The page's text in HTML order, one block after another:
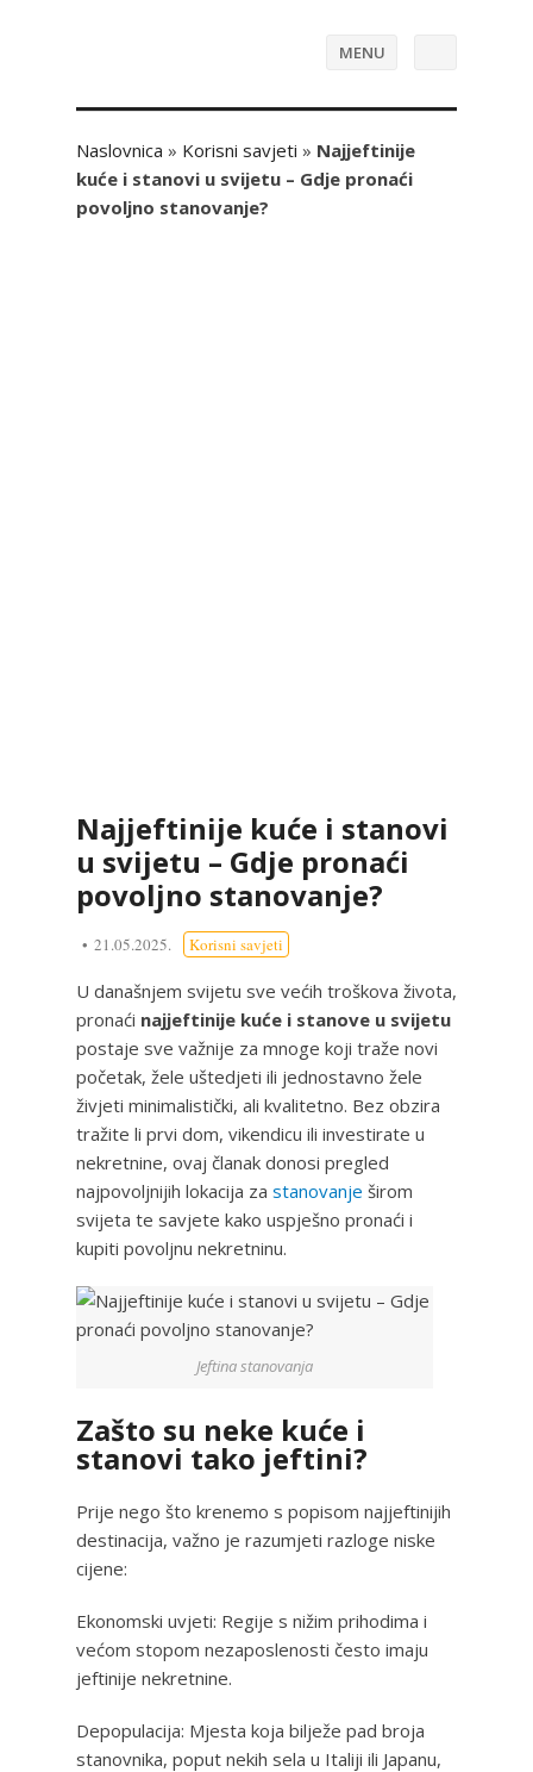
MENU
Naslovnica » Korisni savjeti » Najjeftinije
kuće i stanovi u svijetu – Gdje pronaći
povoljno stanovanje?
Najjeftinije kuće i stanovi
u svijetu – Gdje pronaći
povoljno stanovanje?
21.05.2025. Korisni savjeti
U današnjem svijetu sve većih troškova života,
pronaći najjeftinije kuće i stanove u svijetu
postaje sve važnije za mnoge koji traže novi
početak, žele uštedjeti ili jednostavno žele
živjeti minimalistički, ali kvalitetno. Bez obzira
tražite li prvi dom, vikendicu ili investirate u
nekretnine, ovaj članak donosi pregled
najpovoljnijih lokacija za stanovanje širom
svijeta te savjete kako uspješno pronaći i
kupiti povoljnu nekretninu.
Jeftina stanovanja
Zašto su neke kuće i
stanovi tako jeftini?
Prije nego što krenemo s popisom najjeftinijih
destinacija, važno je razumjeti razloge niske
cijene:
Ekonomski uvjeti: Regije s nižim prihodima i
većom stopom nezaposlenosti često imaju
jeftinije nekretnine.
Depopulacija: Mjesta koja bilježe pad broja
stanovnika, poput nekih sela u Italiji ili Japanu,